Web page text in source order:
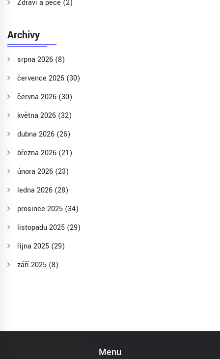
Zdraví a péče (2)
Archivy
srpna 2026 (8)
července 2026 (30)
června 2026 (30)
května 2026 (32)
dubna 2026 (26)
března 2026 (21)
února 2026 (23)
ledna 2026 (28)
prosince 2025 (34)
listopadu 2025 (29)
října 2025 (29)
září 2025 (8)
Menu